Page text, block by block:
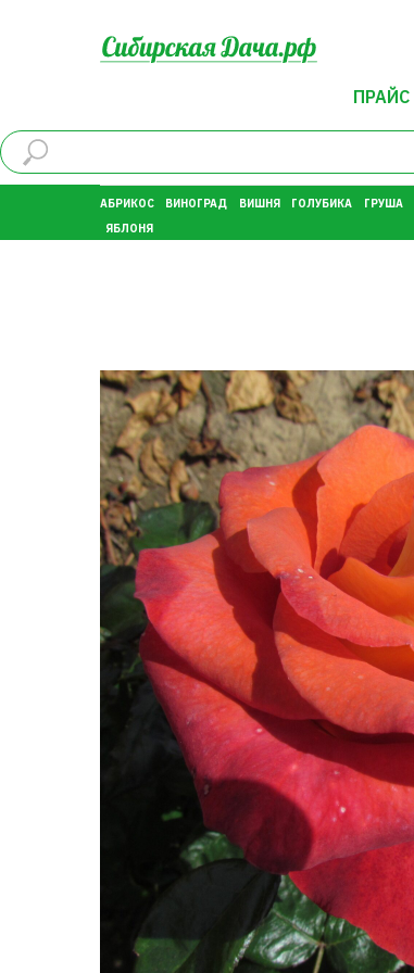
ПРАЙС
АБРИКОС ВИНОГРАД ВИШНЯ ГОЛУБИКА ГРУША
ЯБЛОНЯ